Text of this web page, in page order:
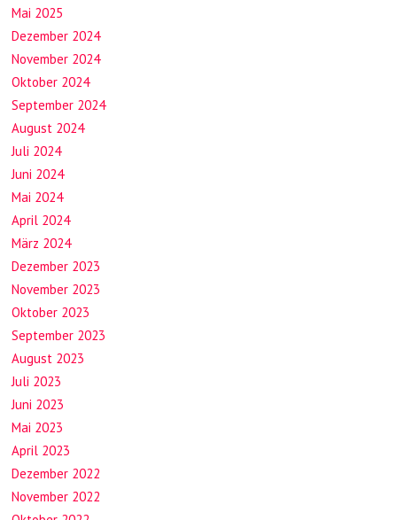
Mai 2025
Dezember 2024
November 2024
Oktober 2024
September 2024
August 2024
Juli 2024
Juni 2024
Mai 2024
April 2024
März 2024
Dezember 2023
November 2023
Oktober 2023
September 2023
August 2023
Juli 2023
Juni 2023
Mai 2023
April 2023
Dezember 2022
November 2022